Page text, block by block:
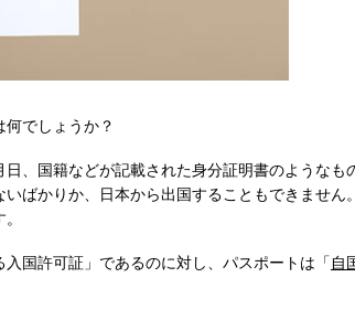
でしょうか？
、国籍などが記載された身分証明書のようなも
ばかりか、日本から出国することもできません。
入国許可証」であるのに対し、パスポートは「 自